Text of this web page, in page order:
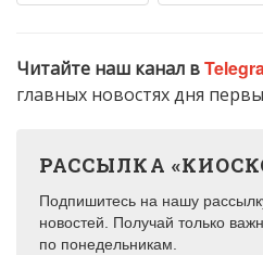
Читайте наш канал в
главных новостях дня
РАССЫЛКА
Подпишитесь на нашу
новостей. Получай только
по понедельникам.